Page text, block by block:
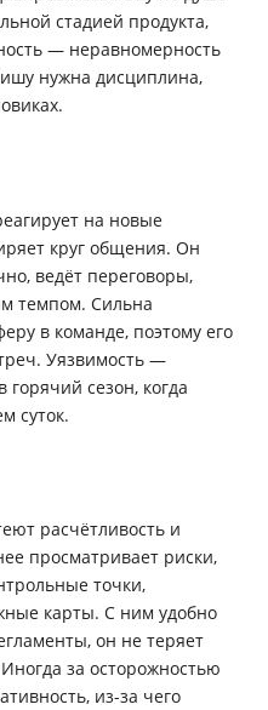
стадией продукта,
— неравномерность
нужна дисциплина,
на новые
круг общения. Он
ведёт переговоры,
темпом. Сильна
в команде, поэтому его
Уязвимость —
горячий сезон, когда
суток.
расчётливость и
просматривает риски,
точки,
карты. С ним удобно
он не теряет
за осторожностью
из-за чего